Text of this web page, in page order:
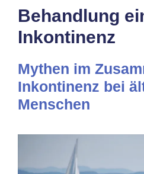
Behandlung
Inkontinenz
Mythen im
Inkontinenz bei
Menschen